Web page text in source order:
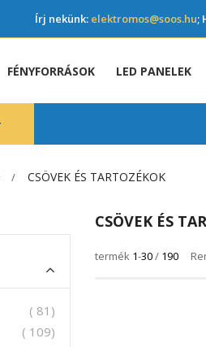
Írj nekünk: elektromos@soos.hu;
FÉNYFORRÁSOK LED PANELEK
CSÖVEK ÉS TARTOZÉKOK
CSÖVEK ÉS
termék 1-30/ 190
81 termék
109termék